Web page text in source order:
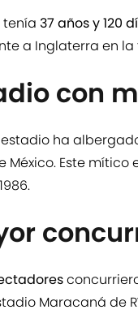
tenía 37 años y 120
a Inglaterra en la
con
ha
México. Este
Maracaná de